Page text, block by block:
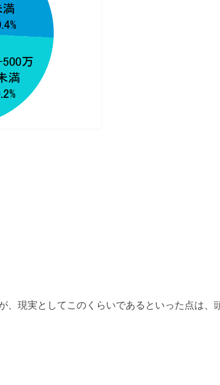
、現実としてこのくらいであるといった点は、